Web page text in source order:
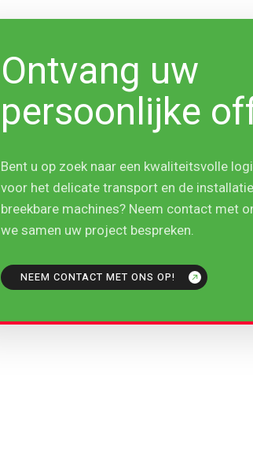
Ontvang uw
persoonlijke
Bent u op zoek naar een kwaliteitsvolle
voor het delicate transport en de
breekbare machines? Neem contact met
we samen uw project bespreken.
NEEM CONTACT MET ONS OP!